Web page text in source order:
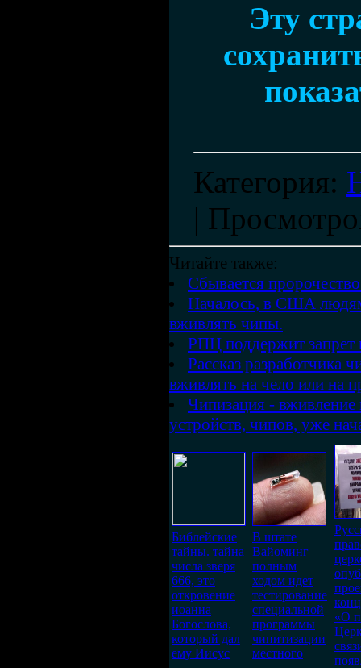
Эту
Категория:
|
Читайте также:
Сбывается
Началось, в США
вживлять чипы.
РПЦ поддержит запрет
Рассказ разработчика
вживлять на чело или на
Чипизация -
устройств, чипов, уже
Библейские
тайны. тайна
числа зверя
666, это
откровение
иоанна
Богослова,
который дал
ему Иисус
В штате
Вайоминг
полным
ходом идет
тестирование
специальной
программы
чипитизации
местного
«О